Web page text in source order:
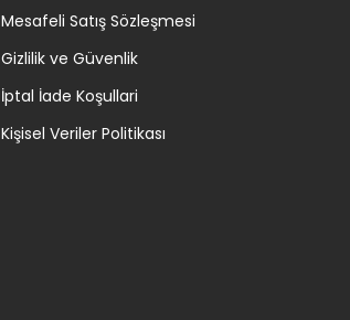
Mesafeli Satış Sözleşmesi
Gizlilik ve Güvenlik
İptal İade Koşullari
Kişisel Veriler Politikası